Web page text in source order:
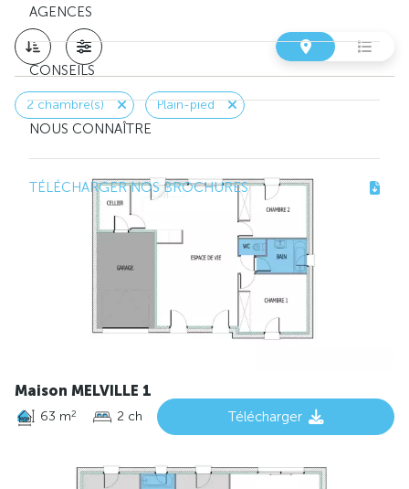
AGENCES
CONSEILS
NOUS CONNAÎTRE
TÉLÉCHARGER NOS BROCHURES
2 chambre(s) Plain-pied
Maison MELVILLE 1
63 m2 2 ch Télécharger